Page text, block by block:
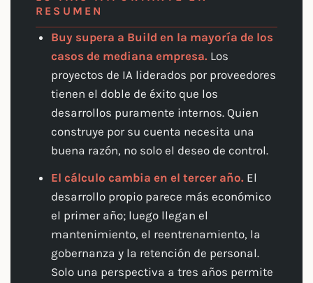
RESUMEN
Buy supera a Build en la mayoría de los
casos de mediana empresa. Los
proyectos de IA liderados por proveedores
tienen el doble de éxito que los
desarrollos puramente internos. Quien
construye por su cuenta necesita una
buena razón, no solo el deseo de control.
El cálculo cambia en el tercer año. El
desarrollo propio parece más económico
el primer año; luego llegan el
mantenimiento, el reentrenamiento, la
gobernanza y la retención de personal.
Solo una perspectiva a tres años permite